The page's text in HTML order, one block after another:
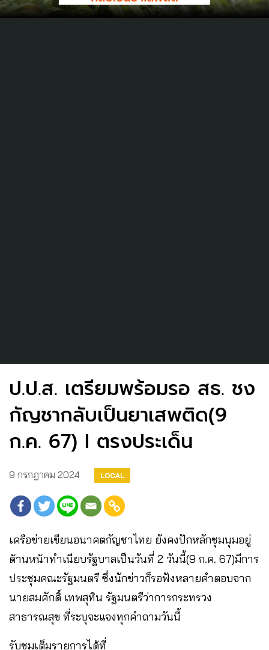
ป.ป.ส. เตรียมพร้อมรอ สธ. ชง
กัญชากลับเป็นยาเสพติด(9
ก.ค. 67) I ตรงประเด็น
9 กรกฎาคม 2024 LOCAL
เครือข่ายเขียนอนาคตกัญชาไทย ยังคงปักหลักชุมนุมอยู่
ด้านหน้าทำเนียบรัฐบาลเป็นวันที่ 2 วันนี้(9 ก.ค. 67)มีการ
ประชุมคณะรัฐมนตรี ซึ่งนักข่าวก็รอฟังหลายคำตอบจาก
นายสมศักดิ์ เทพสุทิน รัฐมนตรีว่าการกระทรวง
สาธารณสุข ที่ระบุจะแจงทุกคำถามวันนี้
รับชมเต็มรายการได้ที่